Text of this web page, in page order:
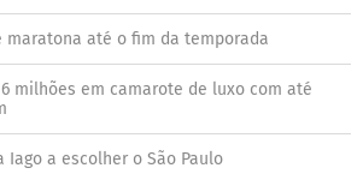
maratona até o fim da temporada
milhões em camarote de luxo com até
Iago a escolher o São Paulo